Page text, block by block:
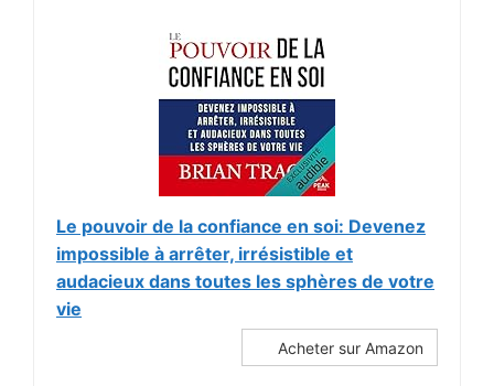
Le pouvoir de la confiance en soi: Devenez
impossible à arrêter, irrésistible et
audacieux dans toutes les sphères de votre
vie
Acheter sur Amazon